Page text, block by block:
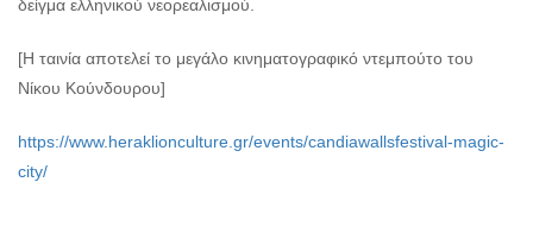
δείγμα ελληνικού νεορεαλισμού.
[Η ταινία αποτελεί το μεγάλο κινηματογραφικό ντεμπούτο του
Νίκου Κούνδουρου]
https://www.heraklionculture.gr/events/candiawallsfestival-magic-
city/